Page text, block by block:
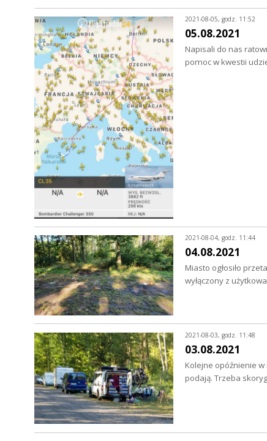
2021-08-05, godz. 11:52
05.08.2021
Napisali do nas
pomoc w kwestii
2021-08-04, godz. 11:44
04.08.2021
Miasto ogłosiło
wyłączony z
2021-08-03, godz. 11:48
03.08.2021
Kolejne opóźnienie
podają. Trzeba